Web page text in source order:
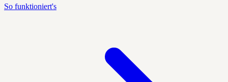
So funktioniert's